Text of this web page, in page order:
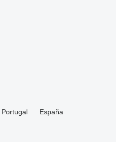
Portugal
España